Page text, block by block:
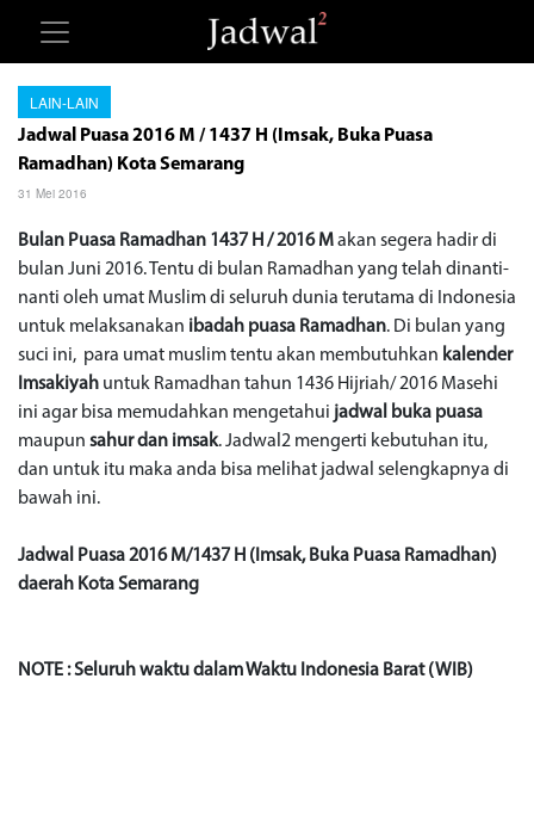
LAIN-LAIN
Jadwal Puasa 2016 M / 1437 H (Imsak, Buka Puasa
Ramadhan) Kota Semarang
31 Mei 2016
Bulan Puasa Ramadhan 1437 H / 2016 Makan segera hadir di
bulan Juni 2016. Tentu di bulan Ramadhan yang telah dinanti-
nanti oleh umat Muslim di seluruh dunia terutama di Indonesia
untuk melaksanakan ibadah puasa Ramadhan. Di bulan yang
suci ini, para umat muslim tentu akan membutuhkan kalender
Imsakiyah untuk Ramadhan tahun 1436 Hijriah/ 2016 Masehi
ini agar bisa memudahkan mengetahui jadwal buka puasa
maupun sahur dan imsak. Jadwal2 mengerti kebutuhan itu,
dan untuk itu maka anda bisa melihat jadwal selengkapnya di
bawah ini.
Jadwal Puasa 2016 M/1437 H (Imsak, Buka Puasa Ramadhan)
daerah Kota Semarang
NOTE : Seluruh waktu dalam Waktu Indonesia Barat (WIB)